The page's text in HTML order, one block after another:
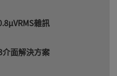
雜訊
面解決方案